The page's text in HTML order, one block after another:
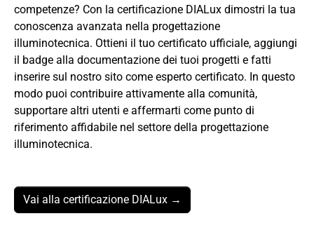
competenze? Con la certificazione DIALux dimostri la tua
conoscenza avanzata nella progettazione
illuminotecnica. Ottieni il tuo certificato ufficiale, aggiungi
il badge alla documentazione dei tuoi progetti e fatti
inserire sul nostro sito come esperto certificato. In questo
modo puoi contribuire attivamente alla comunità,
supportare altri utenti e affermarti come punto di
riferimento affidabile nel settore della progettazione
illuminotecnica.
Vai alla certificazione DIALux →